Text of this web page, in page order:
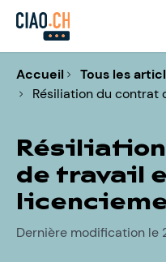
Accueil
Tous les
Résiliation du contrat
de travail
Dernière modification le